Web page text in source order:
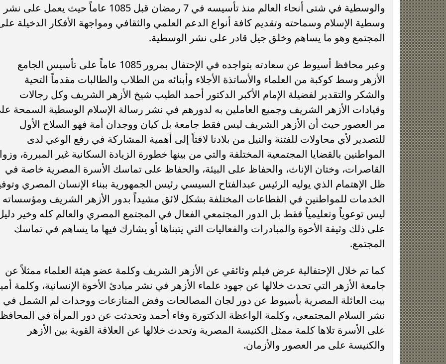
والوسطية في شتى أنحاء العالم منذ تأسيسه في 7 رمضان قبل 1085 عاماً حيث يعمل على نشر
وسطية الإسلام وسماحته وتقديم كافة أنواع الدعم العلمي والثقافي ومواجهة الأفكار الدخيلة
المجتمع وهو ما يساهم وخلق جيل قادر على نشر الوسطية.
وعبر محافظ أسيوط عن سعادته بتواجده في الإحتفال بمرور 1085 عاماً على تأسيس الجامع
الأزهر وسط كوكبة من العلماء والأساتذة الأجلاء وأبنائه من الطلاب والطالبات مقدماً التحية
والشكر والتقدير لفضيلة الإمام الأكبر الدكتور أحمد الطيب شيخ الأزهر الشريف وكل رجالات
وقيادات الأزهر الشريف وجميع العاملين به لدورهم في نشر رسالة الإسلام الوسطية السمحة
مر العصور حيث أن الأزهر الشريف ليس فقط جامعة بل كيان ووجدان أمة فهو السلاح الأول
للتصدير لأي محاولات للفتنة والنيل من بلادنا لافتاً إلى أهمية المشاركة في رفع الوعي لدى
المواطنين بالقضايا المجتمعية المختلفة والتي من بينها خطورة الزيادة السكانية غير المبررة،
القاصرات، وختان الإناث، والحفاظ على البيئة، والحفاظ على تماسك الأسرة المصرية خاصة في
ظل الإهتمام الذي يوليه الرئيس عبدالفتاح السيسي رئيس الجمهورية ببناء الإنسان المصري
الخدمات للمواطنين في القطاعات المختلفة بشكل لائق مشيداً بدور الأزهر الشريف ومؤسساته
ليس توعوياً وتعليمياً فقط بل الدور المجتمعي الفعال في المجتمع المصري والعالم كله وخير
على ذلك وثيقة الأخوة والمبادرات والفعاليات التي يتبناها أو يشارك فيها ما يساهم في تماسك
المجتمع.
كما تم خلال الإحتفالية عرض فيلم وثائقي عن الأزهر الشريف وكلمة عضو هيئة العلماء ممثلاً عن
جامعة الأزهر التي تحدث خلالها عن جهود علماء الأزهر في نشر مبادئ الأخوة الإنسانية، وكلمة
بيت العائلة المصرية بأسيوط عن دور لجان المصالحات وفض المنازعات ووحدات لم الشمل في
نشر السلام المجتمعي، وكلمة الواعظة الدكتورة وفاء أحمد وتحدثت عن دور المرأة في
على الأسرة تلاها كلمة ممثل الكنيسة المصرية وتحدث خلالها عن العلاقة القوية بين الأزهر
والكنيسة على مر العصور والأزمان.